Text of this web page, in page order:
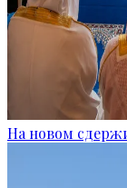
На новом